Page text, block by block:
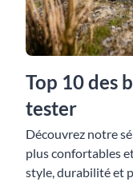
Top 10 des
tester
Découvrez notre
plus confortables
style, durabilité et